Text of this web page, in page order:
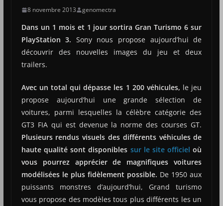
8 novembre 2013 genomectra
Dans un 1 mois et 1 jour sortira Gran Turismo 6 sur
PlayStation 3. Sony nous propose aujourd’hui de
découvrir des nouvelles images du jeu et deux
trailers.
Avec un total qui dépasse les 1 200 véhicules, le jeu
propose aujourd’hui une grande sélection de
voitures, parmi lesquelles la célèbre catégorie des
GT3 FIA qui est devenue la norme des courses GT.
Plusieurs rendus visuels des différents véhicules de
haute qualité sont disponibles sur le site officiel où
vous pourrez apprécier de magnifiques voitures
modélisées le plus fidèlement possible. De 1950 aux
puissants monstres d’aujourd’hui, Grand turismo
vous propose des modèles tous plus différents les un